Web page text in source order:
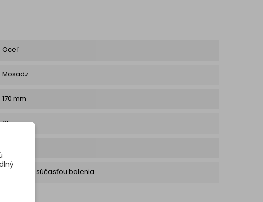
Oceľ
Mosadz
170 mm
31 mm
Skrutky sú súčasťou balenia